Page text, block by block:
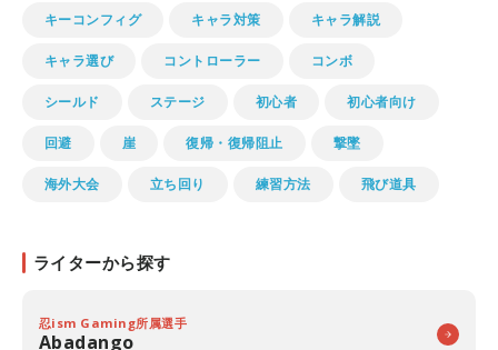
キーコンフィグ キャラ対策 キャラ解説
キャラ選び コントローラー コンボ
シールド ステージ 初心者 初心者向け
回避 崖 復帰・復帰阻止 撃墜
海外大会 立ち回り 練習方法 飛び道具
ライターから探す
忍ism Gaming所属選手
Abadango